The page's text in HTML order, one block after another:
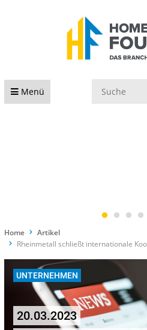
Menü
Home
Artikel
Rheinmetall schließt internationale
UNTERNEHMEN
20.03.2023